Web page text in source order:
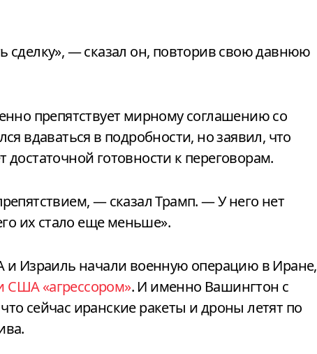
сделку», — сказал он, повторив свою давнюю
препятствует мирному соглашению со
вдаваться в подробности, но заявил, что
готовности к переговорам.
— сказал Трамп. — У него нет
их стало еще меньше».
и Израиль начали военную операцию в Иране,
«агрессором». И именно Вашингтон с
сейчас иранские ракеты и дроны летят по